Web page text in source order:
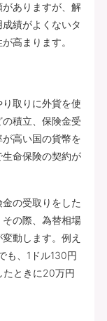
ありますが、解
績がよくないタ
高まります。
取りに外貨を使
積立、保険金受
高い国の貨幣を
命保険の契約が
の受取りをした
の際、為替相場
動します。例え
も、1ドル130円
たときに20万円